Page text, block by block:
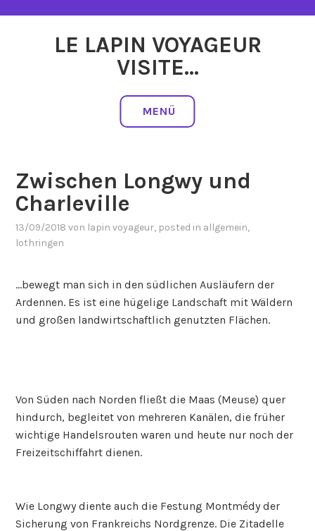
LE LAPIN VOYAGEUR
VISITE…
MENÜ
Zwischen Longwy und
Charleville
13/09/2018 von lapin voyageur, posted in allgemein,
lothringen
…bewegt man sich in den südlichen Ausläufern der
Ardennen. Es ist eine hügelige Landschaft mit Wäldern
und großen landwirtschaftlich genutzten Flächen.
Von Süden nach Norden fließt die Maas (Meuse) quer
hindurch, begleitet von mehreren Kanälen, die früher
wichtige Handelsrouten waren und heute nur noch der
Freizeitschiffahrt dienen.
Wie Longwy diente auch die Festung Montmédy der
Sicherung von Frankreichs Nordgrenze. Die Zitadelle